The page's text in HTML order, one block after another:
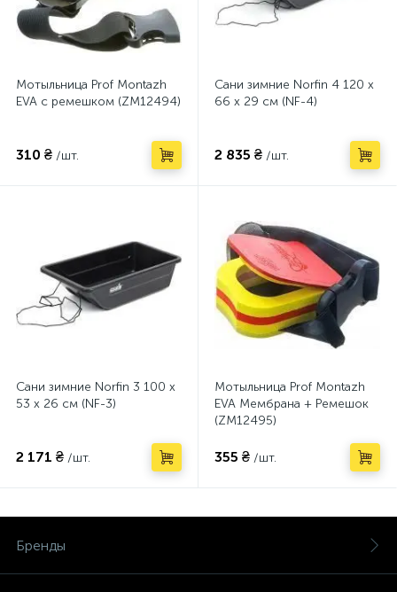
Мотыльница Prof Montazh
EVA с ремешком (ZM12494)
310 ₴ /шт.
Сани зимние Norfin 4 120 x
66 x 29 см (NF-4)
2 835 ₴ /шт.
Сани зимние Norfin 3 100 x
53 x 26 см (NF-3)
2 171 ₴ /шт.
Мотыльница Prof Montazh
EVA Мембрана + Ремешок
(ZM12495)
355 ₴ /шт.
Бренды